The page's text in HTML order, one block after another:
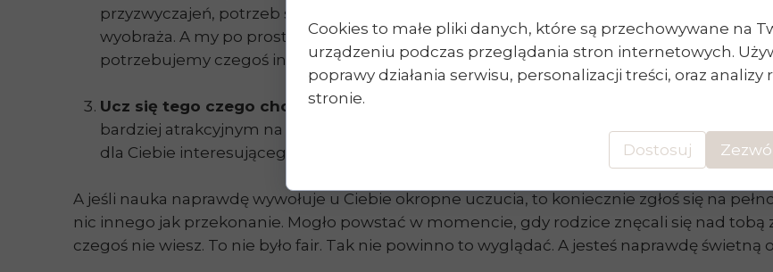
przyzwyczajeń, potrzeb sensorycznych. Ja na przykład kocham uczyć się przy
wyobraża. A my po prostu urodziłyśmy się z inną wrażliwością sensoryczną. Ani jedna
potrzebujemy czegoś innego. Swego czasu świetnie o nauce opowiadał Pan Radek
Ucz się tego czego chcesz. Wiem, że w Twojej głowie już pojawia się chęć uczenia
bardziej atrakcyjnym na rynku pracy? Super, ale jeszcze tego nie czujesz. Do póki nie
dla Ciebie interesującego.
A jeśli nauka naprawdę wywołuje u Ciebie okropne uczucia, to koniecznie zgłoś się na
nic innego jak przekonanie. Mogło powstać w momencie, gdy rodzice znęcali się nad tobą
czegoś nie wiesz. To nie było fair. Tak nie powinno to wyglądać. A jesteś naprawdę świetną
Cookies to małe pliki danych, które są przechowywane na
urządzeniu podczas przeglądania stron internetowych.
poprawy działania serwisu, personalizacji treści, oraz analizy
stronie.
Dostosuj